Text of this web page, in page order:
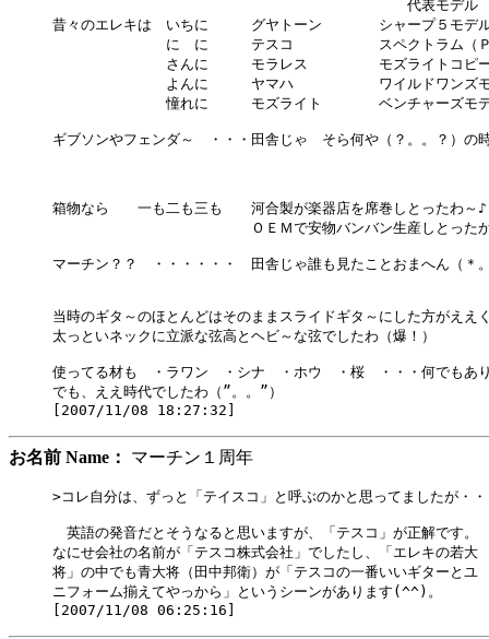
代表モデル
昔々のエレキは　いちに　　　グヤトーン　　　　シャープ５モデ
に　に　　　テスコ　　　　　　スペクトラム（Ｐ
さんに　　　モラレス　　　　　モズライトコピー
よんに　　　ヤマハ　　　　　　ワイルドワ
憧れに　　　モズライト　　　　ベンチャーズモデル
ギブソンやフェンダ～　・・・田舎じゃ　そら何や（？。。？）の
箱物なら　　一も二も三も　　河合製が楽器店を席巻しとったわ～♪
ＯＥＭで安物バンバン生産しとったから
マーチン？？　・・・・・・　田舎じゃ誰も見たことおまへん（＊
当時のギタ～のほとんどはそのままスライドギタ～にした方がええ
太っといネックに立派な弦高とヘビ～な弦でしたわ（爆！）
使ってる材も　・ラワン　・シナ　・ホウ　・桜　・・・何でもあ
でも、ええ時代でしたわ（”。。”）
お名前 Name： マーチン１周年
>コレ自分は、ずっと「テイスコ」と呼ぶのかと思ってましたが・
英語の発音だとそうなると思いますが、「テスコ」が正解です。
なにせ会社の名前が「テスコ株式会社」でしたし、「エレキの若大
将」の中でも青大将（田中邦衛）が「テスコの一番いいギターとユ
ニフォーム揃えてやっから」というシーンがあります(^^)。